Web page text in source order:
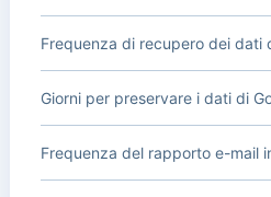
Frequenza di recupero dei dati
Giorni per preservare i dati di
Frequenza del rapporto e-mail